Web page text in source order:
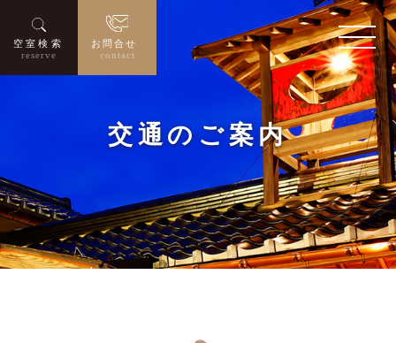
交通のご案内
空室検索
reserve
お問合せ
contact